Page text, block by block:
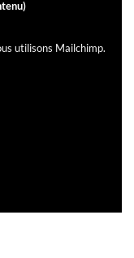
utilisons Mailchimp.